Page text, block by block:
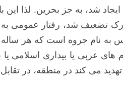
شد، به جز بحرین. لذا
نام جروه است که هر ساله
عربی یا بیداری اسلامی یا
می کند در منطقه، در تقابل